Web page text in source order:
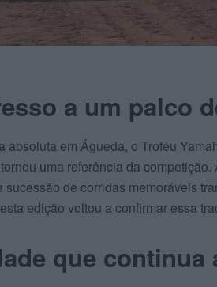
a um palco
absoluta em Águeda, o Troféu
uma referência da
sucessão de corridas memoráveis
edição voltou a confirmar essa
que continua